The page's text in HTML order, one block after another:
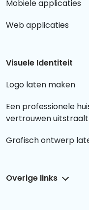
Mobiele applicaties
Web applicaties
Visuele Identiteit
Logo laten maken
Een professionele
vertrouwen uitstraalt
Grafisch ontwerp
Overige links